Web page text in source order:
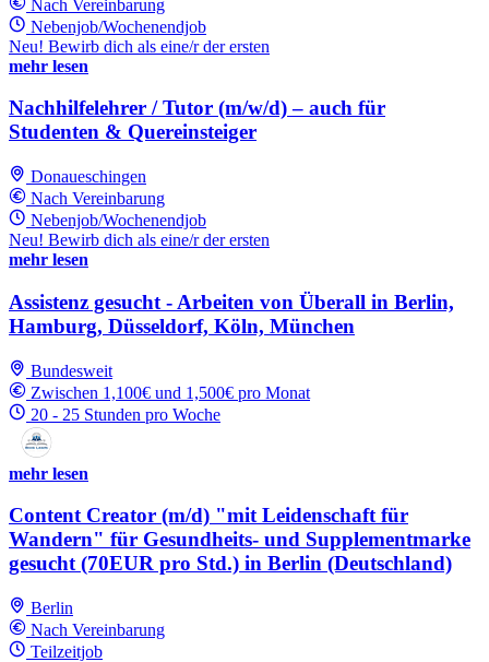
Nach Vereinbarung
Nebenjob/Wochenendjob
Neu! Bewirb dich als eine/r der ersten
mehr lesen
Nachhilfelehrer / Tutor (m/w/d) – auch für
Studenten & Quereinsteiger
Donaueschingen
Nach Vereinbarung
Nebenjob/Wochenendjob
Neu! Bewirb dich als eine/r der ersten
mehr lesen
Assistenz gesucht - Arbeiten von Überall in Berlin,
Hamburg, Düsseldorf, Köln, München
Bundesweit
Zwischen 1,100€ und 1,500€ pro Monat
20 - 25 Stunden pro Woche
mehr lesen
Content Creator (m/d) "mit Leidenschaft für
Wandern" für Gesundheits- und Supplementmarke
gesucht (70EUR pro Std.) in Berlin (Deutschland)
Berlin
Nach Vereinbarung
Teilzeitjob